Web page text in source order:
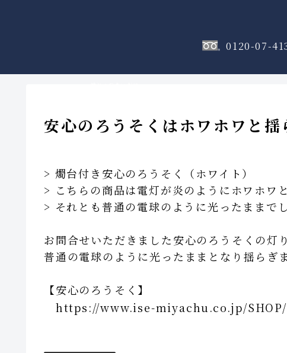
0120-07-
のフロア のフロ
安心のろうそくはホワホワと
> 燭台付き安心のろうそく（ホワイト）
> こちらの商品は電灯が炎のようにホワホワ
> それとも普通の電球のように光ったままで
お問合せいただきました安心のろうそくの灯
普通の電球のように光ったままとなり揺らぎ
【安心のろうそく】
https://www.ise-miyachu.co.jp/